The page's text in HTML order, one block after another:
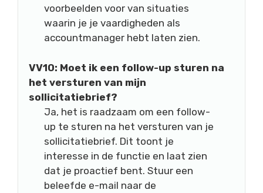
voorbeelden voor van situaties
waarin je je vaardigheden als
accountmanager hebt laten zien.
VV10: Moet ik een follow-up sturen na
het versturen van mijn
sollicitatiebrief?
Ja, het is raadzaam om een follow-
up te sturen na het versturen van je
sollicitatiebrief. Dit toont je
interesse in de functie en laat zien
dat je proactief bent. Stuur een
beleefde e-mail naar de